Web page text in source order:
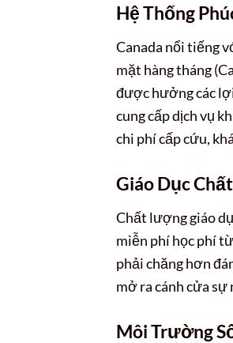
Hệ Thống
Canada nổi tiếng
mặt hàng tháng
được hưởng các
cung cấp dịch vụ
chi phí cấp cứu,
Giáo Dục
Chất lượng giáo
miễn phí học phí
phải chăng hơn
mở ra cánh cửa sự
Môi Trường